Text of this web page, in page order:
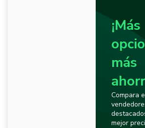
¡Más
más
Compara
mejor